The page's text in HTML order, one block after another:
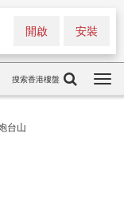
安裝
開啟
搜索香港樓盤
台山